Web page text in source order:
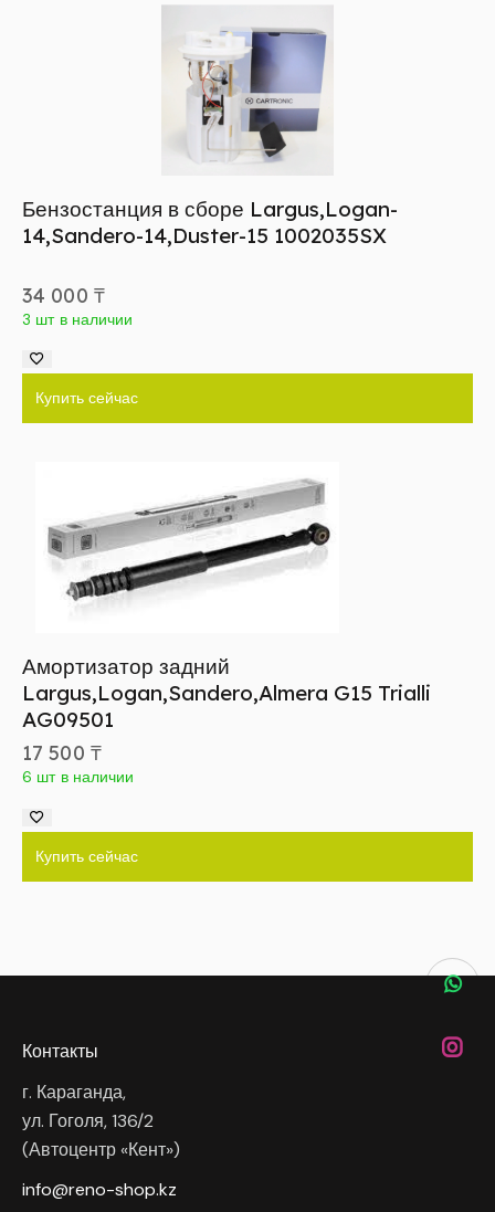
Бензостанция в сборе Largus,Logan-
14,Sandero-14,Duster-15 1002035SX
34 000 ₸
3 шт в наличии
Купить сейчас
Амортизатор задний
Largus,Logan,Sandero,Almera G15 Trialli
AG09501
17 500 ₸
6 шт в наличии
Купить сейчас
Контакты
г. Караганда,
ул. Гоголя, 136/2
(Автоцентр «Кент»)
info@reno-shop.kz